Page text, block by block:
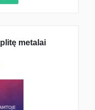
metalai